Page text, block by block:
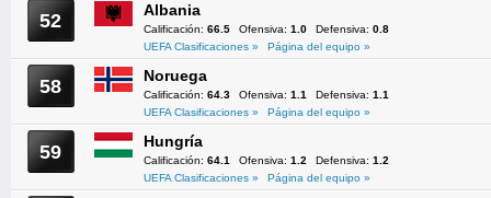
52 Albania
Calificación: 66.5 Ofensiva: 1.0 Defensiva: 0.8
UEFA Clasificaciones »
Página del equipo »
58 Noruega
Calificación: 64.3 Ofensiva: 1.1 Defensiva: 1.1
UEFA Clasificaciones »
Página del equipo »
59 Hungría
Calificación: 64.1 Ofensiva: 1.2 Defensiva: 1.2
UEFA Clasificaciones »
Página del equipo »